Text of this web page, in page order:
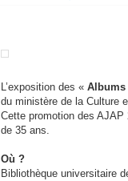
L’exposition des « Albums
du ministère de la Culture
Cette promotion des AJAP
de 35 ans.
Où ?
Bibliothèque universitaire